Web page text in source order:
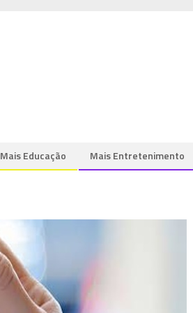
Mais Educação Mais Entretenimento